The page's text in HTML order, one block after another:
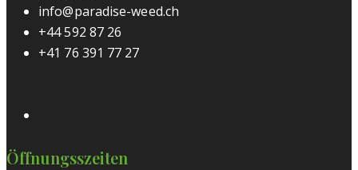
info@paradise-weed.ch
+44 592 87 26
+41 76 391 77 27
Öffnungsszeiten